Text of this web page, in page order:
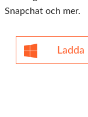
Snapchat och mer.